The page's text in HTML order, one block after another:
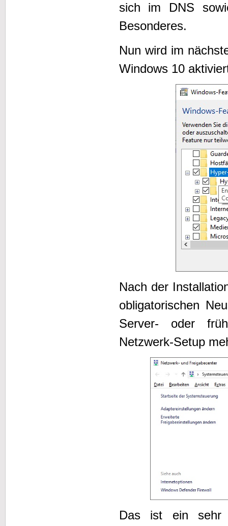
sich im DNS
Besonderes.
Nun wird im
Windows 10
Nach der
obligatorischen
Server- oder
Netzwerk-Setup
Das ist ein sehr